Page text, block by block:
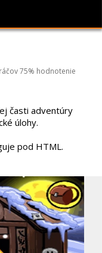
HAPPY
75% hodnotenie
časti adventúry
úlohy.
pod HTML.